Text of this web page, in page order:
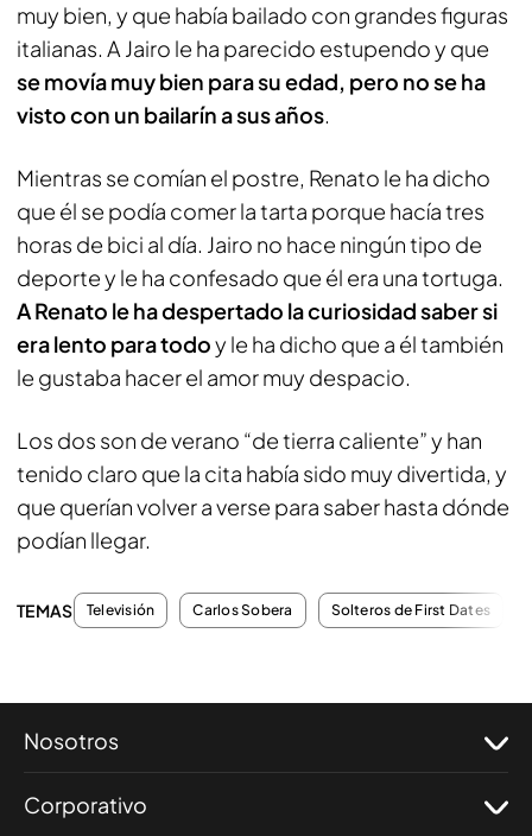
muy bien, y que había bailado con grandes figuras
italianas. A Jairo le ha parecido estupendo y que
se movía muy bien para su edad, pero no se ha
visto con un bailarín a sus años.
Mientras se comían el postre, Renato le ha dicho
que él se podía comer la tarta porque hacía tres
horas de bici al día. Jairo no hace ningún tipo de
deporte y le ha confesado que él era una tortuga.
A Renato le ha despertado la curiosidad saber si
era lento para todoy le ha dicho que a él también
le gustaba hacer el amor muy despacio.
Los dos son de verano “de tierra caliente” y han
tenido claro que la cita había sido muy divertida, y
que querían volver a verse para saber hasta dónde
podían llegar.
TEMAS Televisión Carlos Sobera Solteros de First Dates
Nosotros
Corporativo